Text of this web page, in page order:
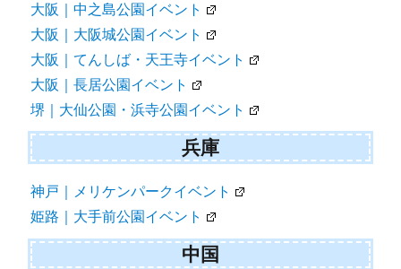
大阪｜中之島公園イベント
大阪｜大阪城公園イベント
大阪｜てんしば・天王寺イベント
大阪｜長居公園イベント
堺｜大仙公園・浜寺公園イベント
兵庫
神戸｜メリケンパークイベント
姫路｜大手前公園イベント
中国